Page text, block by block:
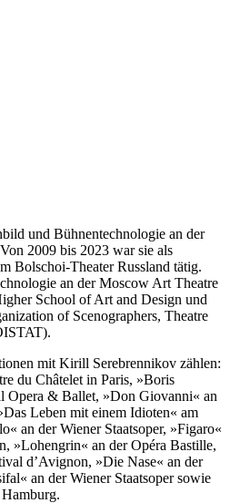
und Bühnentechnologie an der
2009 bis 2023 war sie als
Bolschoi-Theater Russland tätig.
an der Moscow Art Theatre
School of Art and Design und
of Scenographers, Theatre
mit Kirill Serebrennikov zählen:
du Châtelet in Paris, »Boris
Opera & Ballet, »Don Giovanni« an
Leben mit einem Idioten« am
an der Wiener Staatsoper, »Figaro«
»Lohengrin« an der Opéra Bastille,
d’Avignon, »Die Nase« an der
an der Wiener Staatsoper sowie